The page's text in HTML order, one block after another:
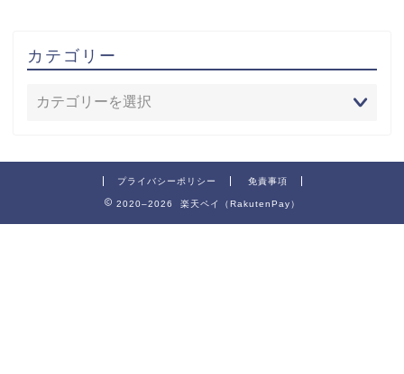
カテゴリー
プライバシーポリシー 免責事項
2020–2026 楽天ペイ（RakutenPay）